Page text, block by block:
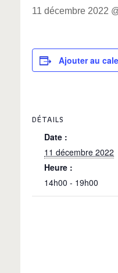
11 décembre 2022
Ajouter au
DÉTAILS
Date :
11 décembre 2022
Heure :
14h00 - 19h00